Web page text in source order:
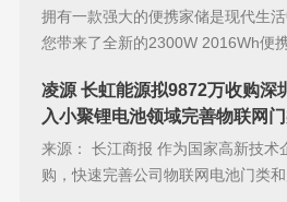
拥有一款强大的便携家储是现代生
您带来了全新的2300W 2016Wh便
凌源 长虹能源拟9872万收购深
入小聚锂电池领域完善物联网
来源： 长江商报 作为国家高新技术
购，快速完善公司物联网电池门